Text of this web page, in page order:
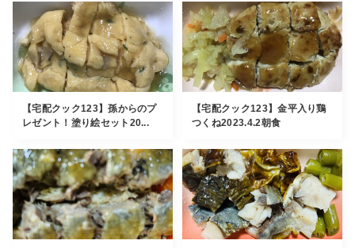
【宅配クック123】孫からのプ
レゼント！塗り絵セット20...
【宅配クック123】金平入り鶏
つくね2023.4.2朝食